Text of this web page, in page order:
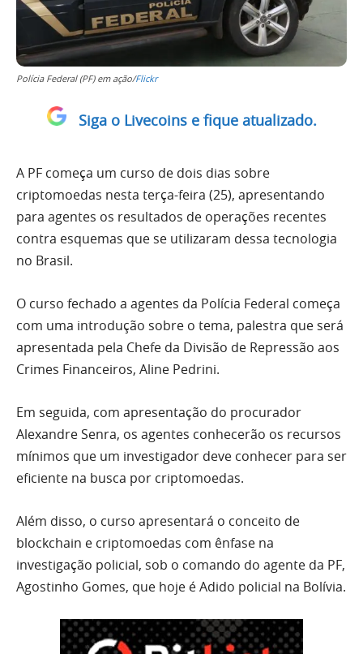
Polícia Federal (PF) em ação/Flickr
Siga o Livecoins e fique atualizado.
A PF começa um curso de dois dias sobre
criptomoedas nesta terça-feira (25), apresentando
para agentes os resultados de operações recentes
contra esquemas que se utilizaram dessa tecnologia
no Brasil.
O curso fechado a agentes da Polícia Federal começa
com uma introdução sobre o tema, palestra que será
apresentada pela Chefe da Divisão de Repressão aos
Crimes Financeiros, Aline Pedrini.
Em seguida, com apresentação do procurador
Alexandre Senra, os agentes conhecerão os recursos
mínimos que um investigador deve conhecer para ser
eficiente na busca por criptomoedas.
Além disso, o curso apresentará o conceito de
blockchain e criptomoedas com ênfase na
investigação policial, sob o comando do agente da PF,
Agostinho Gomes, que hoje é Adido policial na Bolívia.